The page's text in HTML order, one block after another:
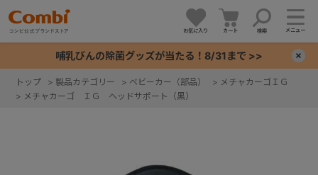
お気に入り カート 検索 メニュー
哺乳びんの除菌グッズが当たる！8/31まで >>
トップ > 製品カテゴリー > ベビーカー（部品） > メチャカーゴＩＧ
> メチャカーゴ ＩＧ ヘッドサポート（黒）